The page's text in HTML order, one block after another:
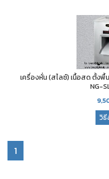
เครื่องหั่น (สไลซ์) เนื้อสด ตั้งพื้
NG-
วิ
1